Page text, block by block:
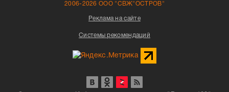
2006-2026 ООО "СВЖ"ОСТРОВ"
Реклама на сайте
Системы рекомендаций